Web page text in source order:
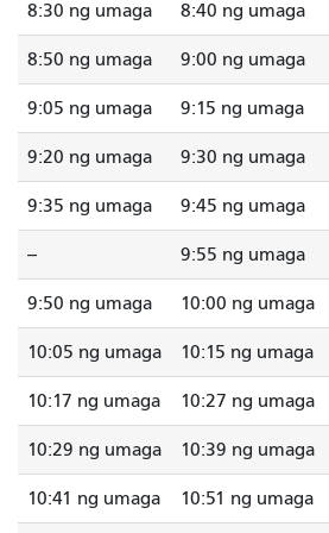
8:30 ng umaga 8:40 ng umaga
8:50 ng umaga 9:00 ng umaga
9:05 ng umaga 9:15 ng umaga
9:20 ng umaga 9:30 ng umaga
9:35 ng umaga 9:45 ng umaga
-- 9:55 ng umaga
9:50 ng umaga 10:00 ng umaga
10:05 ng umaga 10:15 ng umaga
10:17 ng umaga 10:27 ng umaga
10:29 ng umaga 10:39 ng umaga
10:41 ng umaga 10:51 ng umaga